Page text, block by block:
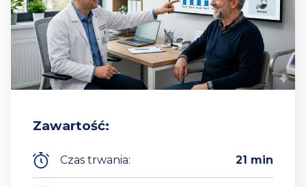
Zawartość:
Czas trwania: 21 min